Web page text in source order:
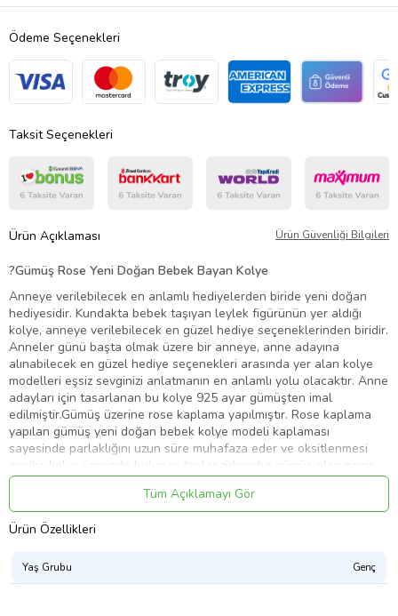
Ödeme Seçenekleri
Taksit Seçenekleri
Ürün Açıklaması Ürün Güvenliği Bilgileri
?Gümüş Rose Yeni Doğan Bebek Bayan Kolye
Anneye verilebilecek en anlamlı hediyelerden biride yeni doğan
hediyesidir. Kundakta bebek taşıyan leylek figürünün yer aldığı
kolye, anneye verilebilecek en güzel hediye seçeneklerinden biridir.
Anneler günü başta olmak üzere bir anneye, anne adayına
alınabilecek en güzel hediye seçenekleri arasında yer alan kolye
modelleri eşsiz sevginizi anlatmanın en anlamlı yolu olacaktır. Anne
adayları için tasarlanan bu kolye 925 ayar gümüşten imal
edilmiştir.Gümüş üzerine rose kaplama yapılmıştır. Rose kaplama
yapılan gümüş yeni doğan bebek kolye modeli kaplaması
sayesinde parlaklığını uzun süre muhafaza eder ve oksitlenmesi
gecikir kolye üzerinde bulunan taşlar zirkondur gümüş olan zincir
boyu ortalama 45cm dir. Gümüş yeni doğan bebek kolyesi el
emeğiyle üretilmiştir, gümüş ve değerli taşlar nedeniyle belirtilen
ürün ağırlığında ±%10 sapma olabilmektedir.
Boy : 2.00 cm
Tüm Açıklamayı Gör
Ürün Özellikleri
Yaş Grubu Genç